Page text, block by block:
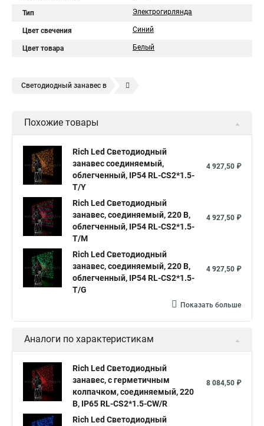
Тип Электрогирлянда
Цвет свечения Синий
Цвет товара Белый
Светодиодный занавес в
Гирлянда дождь занавес светодиодная купить в
Светодиодные led гирлянды занавес
Занавес светодиодная купить
Гирлянда светодиодный дождь занавес
Гирлянды светодиодный занавес
Гирлянда занавес светодиодная купить
Купите светодиодный занавес
Светодиодные занавесы и гирлянды
Светодиодная занавес купить Занавесы светодиодные
Светодиодный дождь занавес купить
Купить гирлянду светодиодный занавес
Гирлянды светодиодные занавес Светодиодные занавесы
Купить светодиодную занавес
Светодиодные гирлянды занавес дождь
Похожие товары
Rich Led Светодиодный
занавес соединяемый,
облегченный, IP54 RL-CS2*1.5-
T/Y
4 927,50 ₽
Rich Led Светодиодный
занавес, соединяемый, 220 В,
облегченный, IP54 RL-CS2*1.5-
T/M
4 927,50 ₽
Rich Led Светодиодный
занавес, соединяемый, 220 В,
облегченный, IP54 RL-CS2*1.5-
T/G
4 927,50 ₽
Показать больше
Аналоги по характеристикам
Rich Led Светодиодный
занавес, с герметичным
колпачком, соединяемый, 220
В, IP65 RL-CS2*1.5-CW/R
8 084,50 ₽
Rich Led Светодиодный